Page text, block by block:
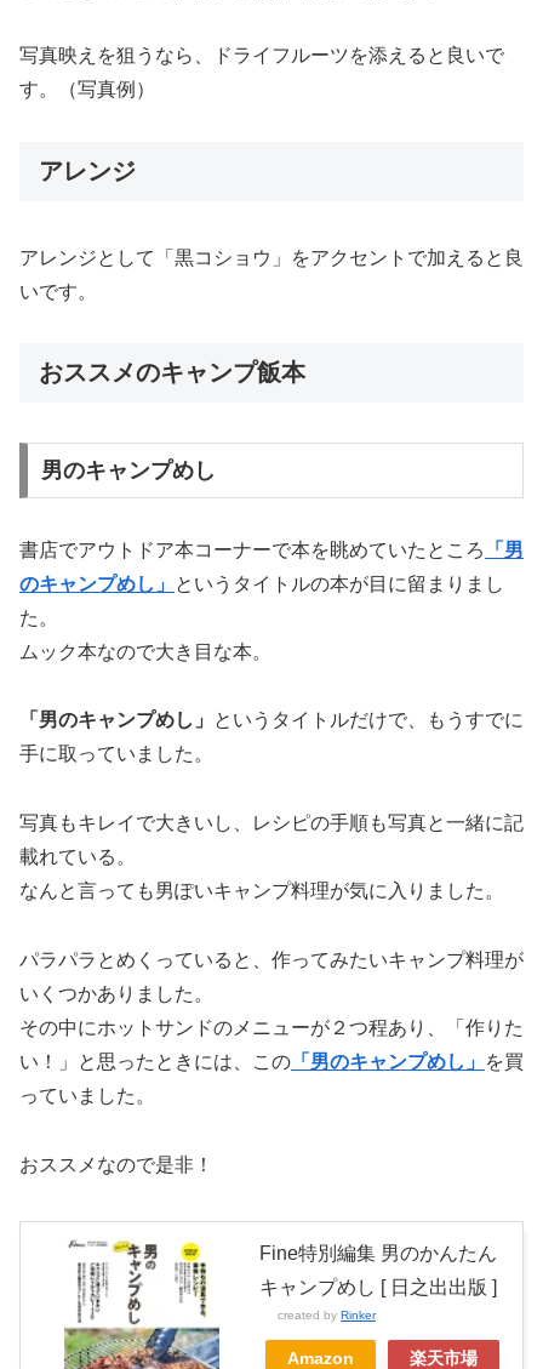
写真映えを狙うなら、ドライフルーツを添えると良いで
す。（写真例）
アレンジ
アレンジとして「黒コショウ」をアクセントで加えると良
いです。
おススメのキャンプ飯本
男のキャンプめし
書店でアウトドア本コーナーで本を眺めていたところ
「男
のキャンプめし」 というタイトルの本が目に留まりまし
た。
ムック本なので大き目な本。
「男のキャンプめし」
というタイトルだけで、もうすでに
手に取っていました。
写真もキレイで大きいし、レシピの手順も写真と一緒に記
載れている。
なんと言っても男ぽいキャンプ料理が気に入りました。
パラパラとめくっていると、作ってみたいキャンプ料理が
いくつかありました。
その中にホットサンドのメニューが２つ程あり、「作りた
い！」と思ったときには、この 「男のキャンプめし」 を買
っていました。
おススメなので是非！
Fine特別編集 男のかんたん
キャンプめし [ 日之出出版 ]
created by Rinker
Amazon 楽天市場